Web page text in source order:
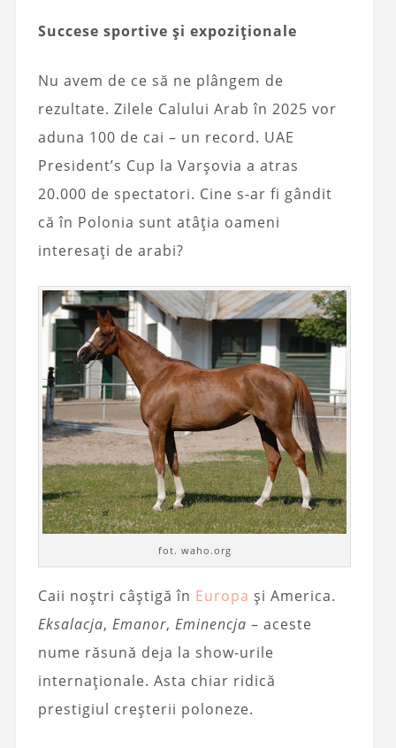
Succese sportive și expoziționale
Nu avem de ce să ne plângem de
rezultate. Zilele Calului Arab în 2025 vor
aduna 100 de cai – un record. UAE
President’s Cup la Varșovia a atras
20.000 de spectatori. Cine s-ar fi gândit
că în Polonia sunt atâția oameni
interesați de arabi?
fot. waho.org
Caii noștri câștigă în Europa și America.
Eksalacja, Emanor, Eminencja – aceste
nume răsună deja la show-urile
internaționale. Asta chiar ridică
prestigiul creșterii poloneze.